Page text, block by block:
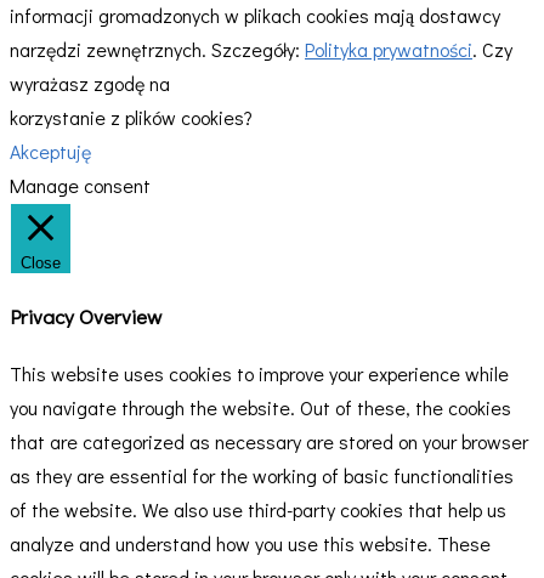
informacji gromadzonych w plikach cookies mają dostawcy
narzędzi zewnętrznych. Szczegóły: Polityka prywatności. Czy
wyrażasz zgodę na
korzystanie z plików cookies?
Akceptuję
Manage consent
Close
Privacy Overview
This website uses cookies to improve your experience while
you navigate through the website. Out of these, the cookies
that are categorized as necessary are stored on your browser
as they are essential for the working of basic functionalities
of the website. We also use third-party cookies that help us
analyze and understand how you use this website. These